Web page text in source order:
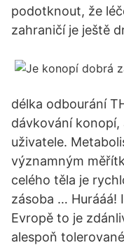
podotknout, že
zahraničí je ještě
délka odbourání
dávkování konopí,
uživatele.
významným
celého těla je
zásoba … Hurááá!
Evropě to je
alespoň